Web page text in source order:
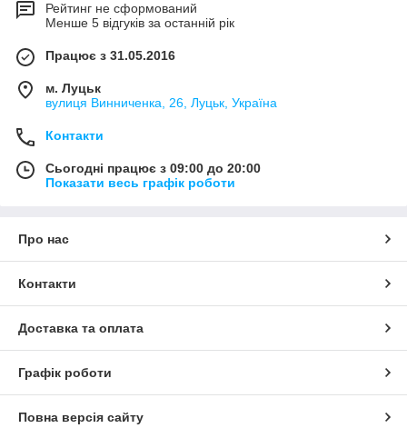
Рейтинг не сформований
Менше 5 відгуків за останній рік
Працює з 31.05.2016
м. Луцьк
вулиця Винниченка, 26, Луцьк, Україна
Контакти
Сьогодні працює з 09:00 до 20:00
Показати весь графік роботи
Про нас
Контакти
Доставка та оплата
Графік роботи
Повна версія сайту